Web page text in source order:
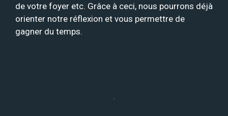
de votre foyer etc. Grâce à ceci, nous pourrons déjà
orienter notre réflexion et vous permettre de
gagner du temps.